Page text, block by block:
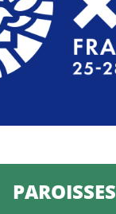
PAROISSES